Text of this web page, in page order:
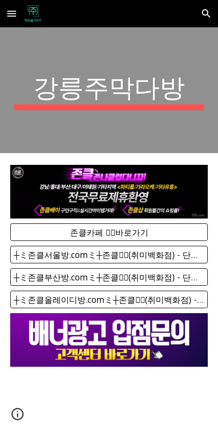
Skip to main content Skip to navigation
강릉주막다방
존클카페 ❤️‍🔥바로가기
┼ミ존클서울방.comミ┼존클❤️‍🔥(취미백화점) - 단톡방
┼ミ존클부산방.comミ┼존클❤️‍🔥(취미백화점) - 단톡방
┼ミ존클올레이디방.comミ┼존클❤️‍🔥(취미백화점) - 단톡방